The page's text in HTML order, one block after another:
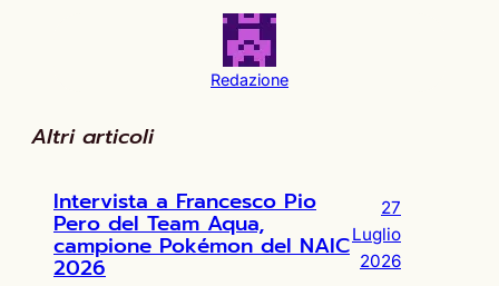
Redazione
Altri articoli
Intervista a Francesco Pio
Pero del Team Aqua,
campione Pokémon del NAIC
2026
27
Luglio
2026